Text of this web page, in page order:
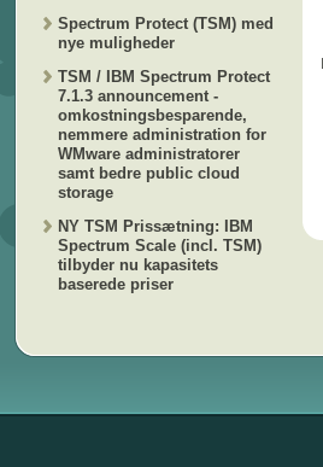
Spectrum Protect (TSM) med
nye muligheder
TSM / IBM Spectrum Protect
7.1.3 announcement -
omkostningsbesparende,
nemmere administration for
WMware administratorer
samt bedre public cloud
storage
NY TSM Prissætning: IBM
Spectrum Scale (incl. TSM)
tilbyder nu kapasitets
baserede priser